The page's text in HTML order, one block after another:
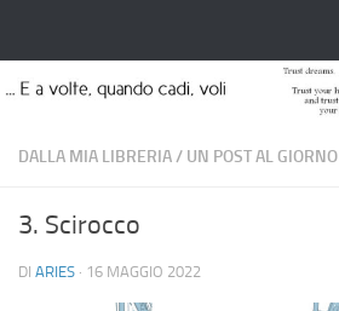
DALLA MIA LIBRERIA/ UN POST AL GIORNO
3. Scirocco
DI ARIES · 16 MAGGIO 2022